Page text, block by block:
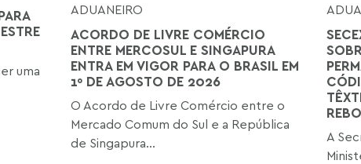
uma
ADUANEIRO
ACORDO DE LIVRE COMÉRCIO
ENTRE MERCOSUL E SINGAPURA
ENTRA EM VIGOR PARA O BRASIL EM
1º DE AGOSTO DE 2026
O Acordo de Livre Comércio entre o
Mercado Comum do Sul e a República
de Singapura...
A